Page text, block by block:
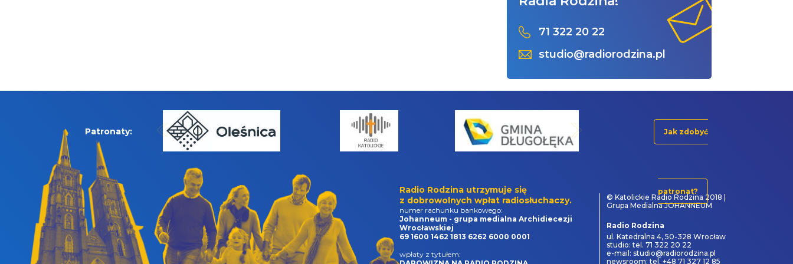
71 322 20 22
studio@radiorodzina.pl
Patronaty: Jak zdobyć
patronat?
Radio Rodzina utrzymuje się
z dobrowolnych wpłat radiosłuchaczy.
numer rachunku bankowego:
Johanneum - grupa medialna Archidiecezji
Wrocławskiej
69 1600 1462 1813 6262 6000 0001
wpłaty z tytułem:
© Katolickie Radio Rodzina 2018 |
Grupa Medialna JOHANNEUM
Radio Rodzina
ul. Katedralna 4, 50-328 Wrocław
studio: tel. 71 322 20 22
e-mail: studio@radiorodzina.pl
newsroom: tel. +48 71 327 12 85